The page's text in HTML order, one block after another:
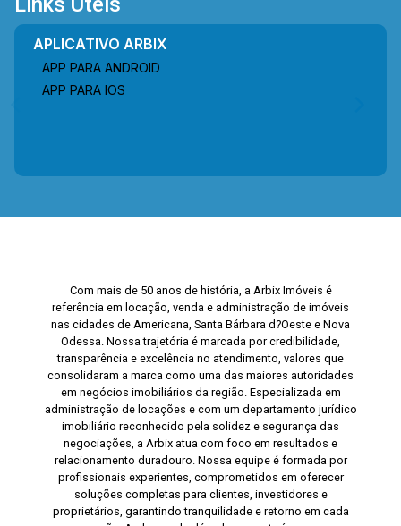
APLICATIVO ARBIX
APP PARA ANDROID
APP PARA IOS
Com mais de 50 anos de história, a Arbix Imóveis é
referência em locação, venda e administração de imóveis
nas cidades de Americana, Santa Bárbara d?Oeste e Nova
Odessa. Nossa trajetória é marcada por credibilidade,
transparência e excelência no atendimento, valores que
consolidaram a marca como uma das maiores autoridades
em negócios imobiliários da região. Especializada em
administração de locações e com um departamento jurídico
imobiliário reconhecido pela solidez e segurança das
negociações, a Arbix atua com foco em resultados e
relacionamento duradouro. Nossa equipe é formada por
profissionais experientes, comprometidos em oferecer
soluções completas para clientes, investidores e
proprietários, garantindo tranquilidade e retorno em cada